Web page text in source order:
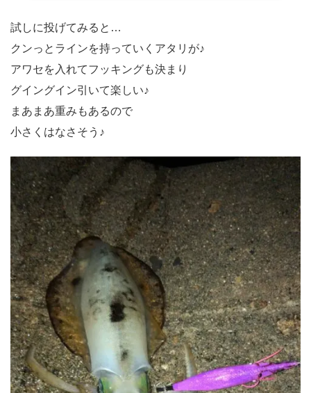
試しに投げてみると…
クンっとラインを持っていくアタリが♪
アワセを入れてフッキングも決まり
グイングイン引いて楽しい♪
まあまあ重みもあるので
小さくはなさそう♪